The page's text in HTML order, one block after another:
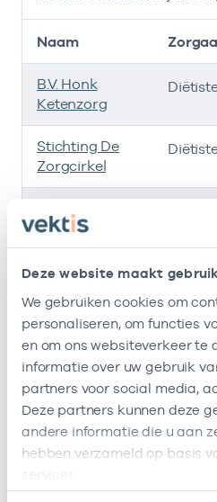
Deze website maakt
We gebruiken cookies om
personaliseren, om functies
en om ons websiteverkeer te
informatie over uw gebruik
partners voor social media,
Deze partners kunnen deze
andere informatie die u aan
hebben verzameld op basis
Naam
B.V. Honk
Ketenzorg
Stichting De
Zorgcirkel
Els Pereboom
Dietistengroep
Meerstate
Viva !
Zorggroep
Locatie
Heemswijk
zorgaanbod